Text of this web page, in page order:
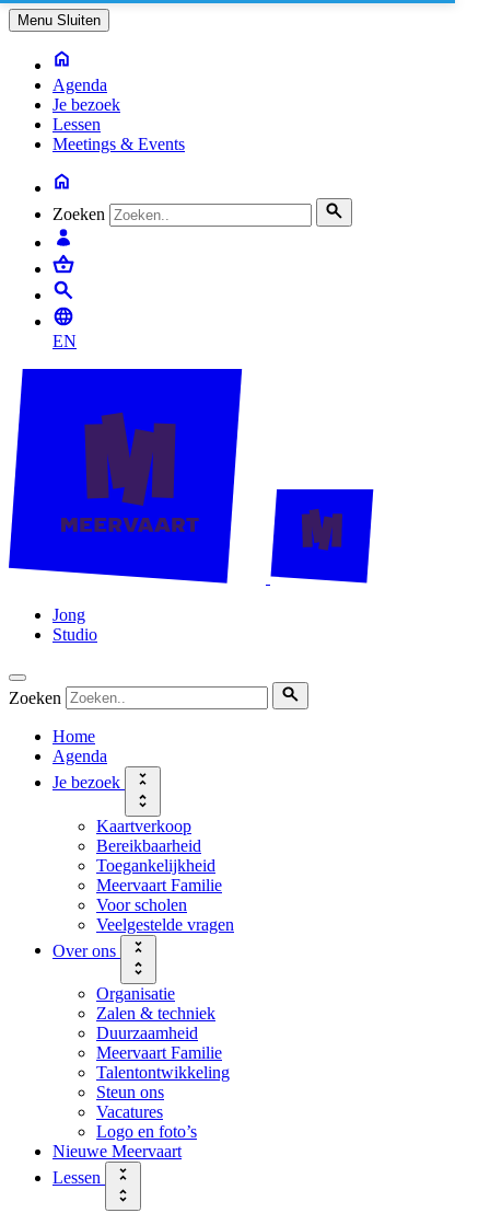
Menu Sluiten
Agenda
Je bezoek
Lessen
Meetings & Events
Zoeken
EN
Jong
Studio
Zoeken
Home
Agenda
Je bezoek
Kaartverkoop
Bereikbaarheid
Toegankelijkheid
Meervaart Familie
Voor scholen
Veelgestelde vragen
Over ons
Organisatie
Zalen & techniek
Duurzaamheid
Meervaart Familie
Talentontwikkeling
Steun ons
Vacatures
Logo en foto’s
Nieuwe Meervaart
Lessen